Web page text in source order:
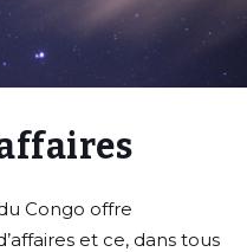
Congo offre
et ce, dans tous